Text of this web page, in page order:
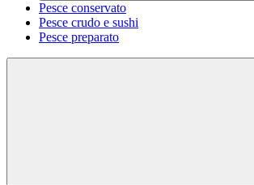
Pesce conservato
Pesce crudo e sushi
Pesce preparato